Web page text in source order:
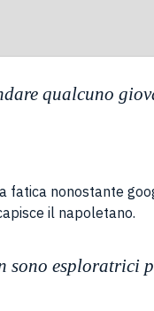
qualcuno
nonostante
il napoletano.
sono esploratrici